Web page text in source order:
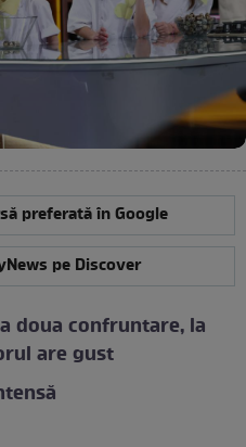
preferată în Google
pe Discover
doua confruntare, la
are gust